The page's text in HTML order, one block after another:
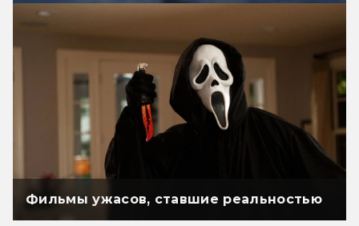
Фильмы ужасов, ставшие реальностью